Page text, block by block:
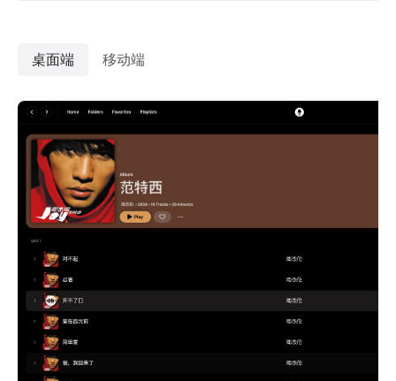
桌面端 移动端